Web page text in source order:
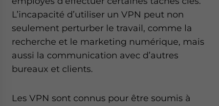
L’incapacité d’utiliser un VPN peut non
seulement perturber le travail, comme la
recherche et le marketing numérique, mais
aussi la communication avec d’autres
bureaux et clients.
Les VPN sont connus pour être soumis à